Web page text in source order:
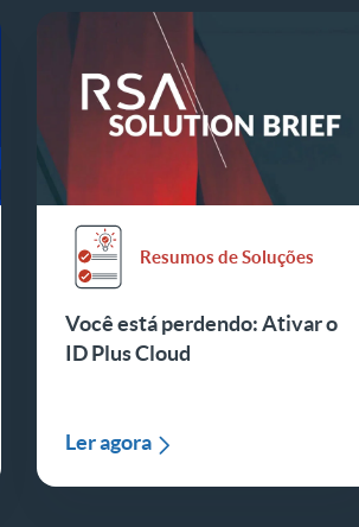
Resumos de Soluções
Você está perdendo: Ativar o
ID Plus Cloud
Ler agora